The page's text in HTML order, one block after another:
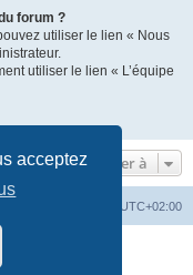
acceptez
forum ?
utiliser le lien « Nous
utiliser le lien « L’équipe
Aller à
UTC+02:00
© phpBB Limited